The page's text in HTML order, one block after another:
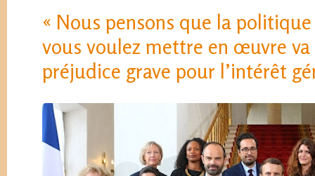
« Nous pensons que la
vous voulez mettre en œuvre
préjudice grave pour l’intérêt